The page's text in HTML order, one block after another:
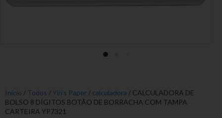
Início / Todos /Yin's Paper / calculadora / CALCULADORA DE
BOLSO 8 DÍGITOS BOTÃO DE BORRACHA COM TAMPA
CARTEIRA YP7321